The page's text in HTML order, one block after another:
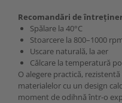
Recomandări de
Spălare la 40°C
Stoarcere la 800–1000
Uscare naturală, la aer
Călcare la temperatură
O alegere practică,
materialelor cu un design
moment de odihnă într-o